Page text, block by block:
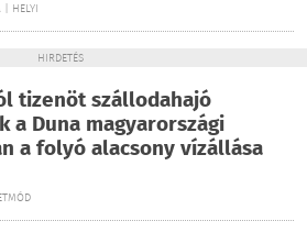
| HELYI
HIRDETÉS
tizenöt szállodahajó
a Duna magyarországi
a folyó alacsony vízállása